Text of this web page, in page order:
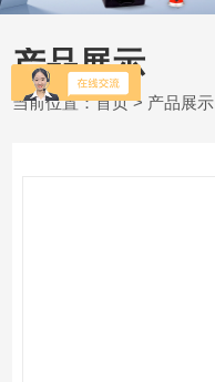
产品展示
当前位置：首页> 产品展示